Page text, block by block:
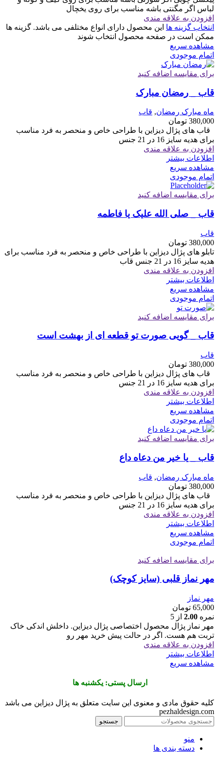
لباس اگر مگنتی باشه مناسب برای روی یخچال
افزودن به علاقه مندی
انتخاب گزینه ها این محصول دارای انواع مختلفی می باشد. گزینه ها
ممکن است در صفحه محصول انتخاب شوند
مشاهده سریع
اتمام موجودی
برای مقایسه اضافه کنید
قاب _ رمضان مبارک
ماه مبارک رمضان, قاب
380,000 تومان
قاب های پژال دیزاین با طراحی خاص و منحصر به فرد مناسب
برای هدیه سایز 16 در 21 جنس
افزودن به علاقه مندی
اطلاعات بیشتر
مشاهده سریع
اتمام موجودی
برای مقایسه اضافه کنید
قاب _ صلی الله علیک یا فاطمه
قاب
380,000 تومان
تابلو های پژال دیزاین با طراحی خاص و منحصر به فرد مناسب برای
هدیه سایز 16 در 21 جنس قاب
افزودن به علاقه مندی
اطلاعات بیشتر
مشاهده سریع
اتمام موجودی
برای مقایسه اضافه کنید
قاب _ گویی صورت تو قطعه ای از بهشت است
قاب
380,000 تومان
قاب های پژال دیزاین با طراحی خاص و منحصر به فرد مناسب
برای هدیه سایز 16 در 21 جنس
افزودن به علاقه مندی
اطلاعات بیشتر
مشاهده سریع
اتمام موجودی
برای مقایسه اضافه کنید
قاب _ یا خیر من دعاه داع
ماه مبارک رمضان, قاب
380,000 تومان
قاب های پژال دیزاین با طراحی خاص و منحصر به فرد مناسب
برای هدیه سایز 16 در 21 جنس
افزودن به علاقه مندی
اطلاعات بیشتر
مشاهده سریع
اتمام موجودی
برای مقایسه اضافه کنید
مهر نماز قلبی (سایز کوچک)
مهر نماز
65,000 تومان
نمره 2.00 از 5
مهر نماز پژال محصول اختصاصی پژال دیزاین. داخلش اندکی خاک
تربت هم هست. اگر در حالت پیش خرید مهر رو
افزودن به علاقه مندی
اطلاعات بیشتر
مشاهده سریع
ارسال پستی: یکشنبه ها
کلیه حقوق مادی و معنوی این سایت متعلق به پژال دیزاین می باشد
pezhaldesign.com
جستجو
منو
دسته بندی ها